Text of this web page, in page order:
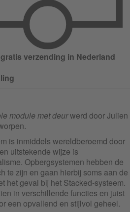
verzending in Nederland
module met deurwerd door Julien
is inmiddels wereldberoemd door
uitstekende wijze is
Opbergsystemen hebben de
te zijn en gaan hierbij soms aan de
het geval bij het Stacked-systeem.
in verschillende functies en juist
een opvallend en stijlvol geheel.